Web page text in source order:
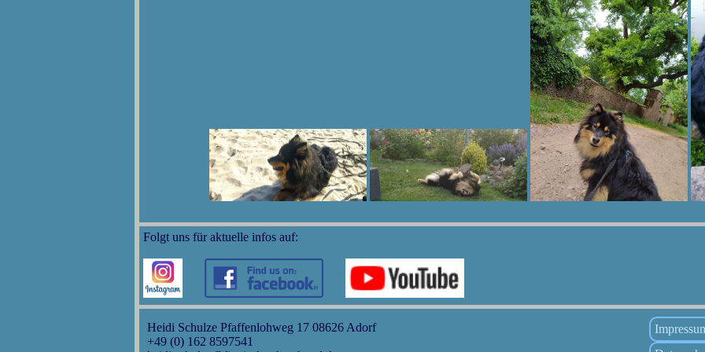
Folgt uns für aktuelle infos auf:
Heidi Schulze Pfaffenlohweg 17 08626 Adorf
+49 (0) 162 8597541